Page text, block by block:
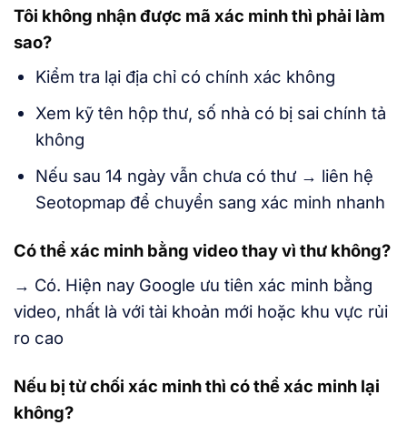
Tôi không nhận được mã xác minh thì phải làm
sao?
Kiểm tra lại địa chỉ có chính xác không
Xem kỹ tên hộp thư, số nhà có bị sai chính tả
không
Nếu sau 14 ngày vẫn chưa có thư → liên hệ
Seotopmap để chuyển sang xác minh nhanh
Có thể xác minh bằng video thay vì thư không?
→ Có. Hiện nay Google ưu tiên xác minh bằng
video, nhất là với tài khoản mới hoặc khu vực rủi
ro cao
Nếu bị từ chối xác minh thì có thể xác minh lại
không?